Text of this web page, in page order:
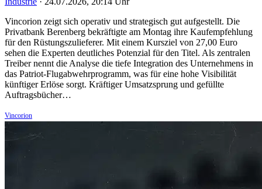
Vincorion zeigt sich operativ und strategisch gut aufgestellt. Die
Privatbank Berenberg bekräftigte am Montag ihre Kaufempfehlung
für den Rüstungszulieferer. Mit einem Kursziel von 27,00 Euro
sehen die Experten deutliches Potenzial für den Titel. Als zentralen
Treiber nennt die Analyse die tiefe Integration des Unternehmens in
das Patriot-Flugabwehrprogramm, was für eine hohe Visibilität
künftiger Erlöse sorgt. Kräftiger Umsatzsprung und gefüllte
Auftragsbücher…
Vincorion